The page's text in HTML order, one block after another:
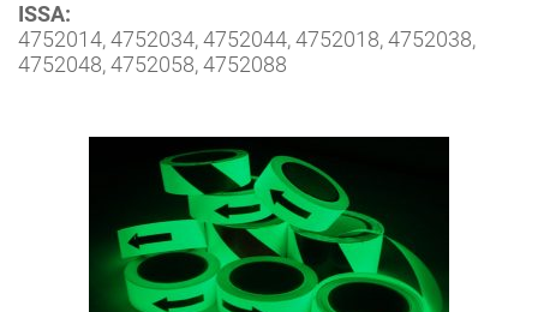
ISSA:
4752014, 4752034, 4752044, 4752018, 4752038,
4752048, 4752058, 4752088